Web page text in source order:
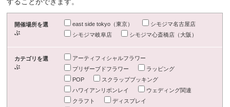
開催場所を選
ぶ
east side tokyo（東京）
シモジマ名古屋店
シモジマ岐阜店
シモジマ心斎橋店（大阪）
カテゴリを選
ぶ
アーティフィシャルフラワー
プリザーブドフラワー
ラッピング
POP
スクラップブッキング
ハワイアンリボンレイ
ウェディング関連
クラフト
ディスプレイ